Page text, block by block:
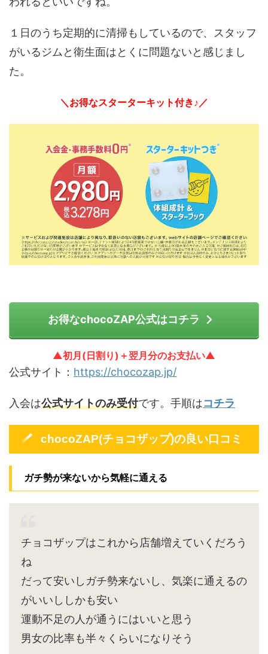
１日のうち定期的に清掃もしているので、スタッフ
がいるジムと衛生面はとくに問題ないと感じまし
た。
＼お得なスターターキット付き♪／
お得なchocoZAP公式はコチラ
▲初月(日割り)＋翌月分のお支払い▲
公式サイト： https://chocozap.jp/
入会は公式サイトのみ受付です。手順はコチラ
chocoZAP(チョコザップ)の良い口コミ
ガチ勢が来ないから気軽に通える
チョコザップはこれから店舗増えていくだろう
ね
だって安いしガチ勢来ないし、気楽に通えるの
がいいししかも安い
運動不足の人が通うにはいいと思う
男女の比率も半々くらいになりそう